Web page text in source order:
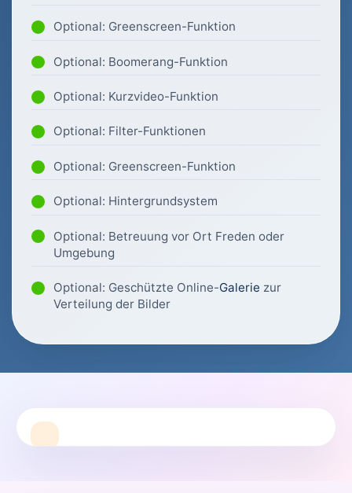
Optional: Greenscreen-Funktion
Optional: Boomerang-Funktion
Optional: Kurzvideo-Funktion
Optional: Filter-Funktionen
Optional: Greenscreen-Funktion
Optional: Hintergrundsystem
Optional: Betreuung vor Ort Freden oder
Umgebung
Optional: Geschützte Online-Galerie zur
Verteilung der Bilder